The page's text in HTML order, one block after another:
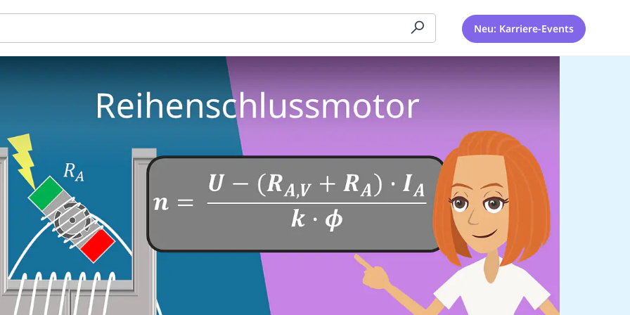
Neu: Karriere-Events